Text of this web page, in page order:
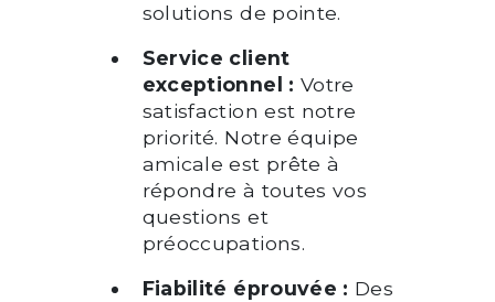
solutions de pointe.
Service client
exceptionnel : Votre
satisfaction est notre
priorité. Notre équipe
amicale est prête à
répondre à toutes vos
questions et
préoccupations.
Fiabilité éprouvée : Des